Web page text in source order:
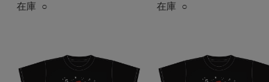
在庫 ○
在庫 ○